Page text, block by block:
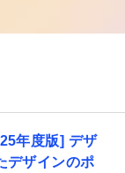
年度版] デザ
デザインのポ